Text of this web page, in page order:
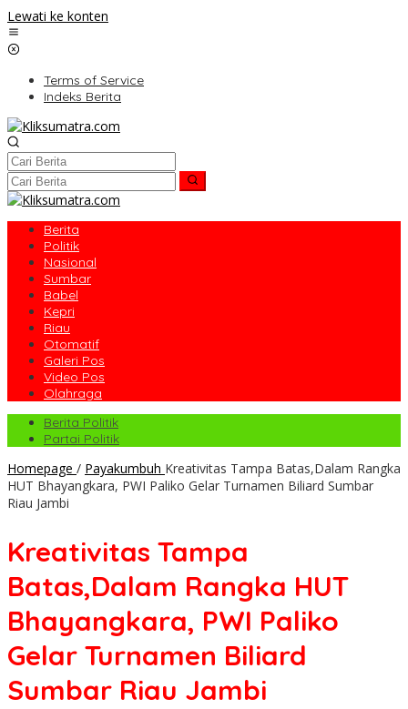
Lewati ke konten
Terms of Service
Indeks Berita
Berita
Politik
Nasional
Sumbar
Babel
Kepri
Riau
Otomatif
Galeri Pos
Video Pos
Olahraga
Berita Politik
Partai Politik
Homepage / Payakumbuh Kreativitas Tampa Batas,Dalam Rangka
HUT Bhayangkara, PWI Paliko Gelar Turnamen Biliard Sumbar
Riau Jambi
Kreativitas Tampa
Batas,Dalam Rangka HUT
Bhayangkara, PWI Paliko
Gelar Turnamen Biliard
Sumbar Riau Jambi